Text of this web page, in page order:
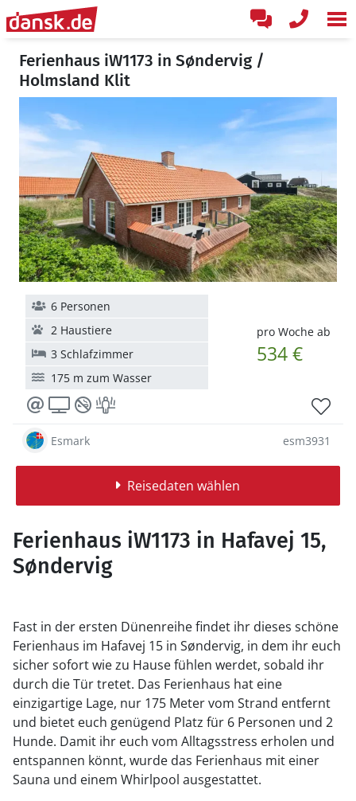
Ferienhaus iW1173 in Søndervig /
Holmsland Klit
pro Woche ab
534 €
6 Personen
2 Haustiere
3 Schlafzimmer
175 m zum Wasser
Esmark esm3931
Reisedaten wählen
Ferienhaus iW1173 in Hafavej 15,
Søndervig
Fast in der ersten Dünenreihe findet ihr dieses schöne
Ferienhaus im Hafavej 15 in Søndervig, in dem ihr euch
sicher sofort wie zu Hause fühlen werdet, sobald ihr
durch die Tür tretet. Das Ferienhaus hat eine
einzigartige Lage, nur 175 Meter vom Strand entfernt
und bietet euch genügend Platz für 6 Personen und 2
Hunde. Damit ihr euch vom Alltagsstress erholen und
entspannen könnt, wurde das Ferienhaus mit einer
Sauna und einem Whirlpool ausgestattet.